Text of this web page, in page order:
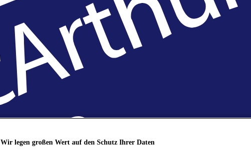
Wir legen großen Wert auf den Schutz Ihrer Daten